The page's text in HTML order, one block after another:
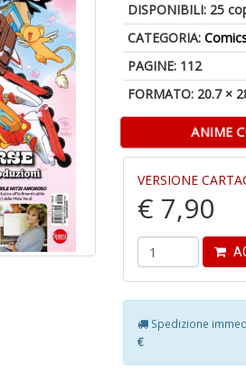
DISPONIBILI: 25
CATEGORIA:
PAGINE: 112
FORMATO: 20.7 ×
ANIME
VERSIONE
€ 7,90
Spedizione
€